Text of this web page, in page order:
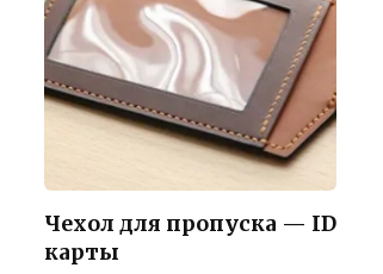
Чехол для пропуска — ID
карты